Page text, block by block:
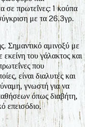
σε πρωτεΐνες: 1 κούπα
με τα 26.3γρ.
Σημαντικό αμινοξύ με
εκείνη του γάλακτος και
που
είναι διαλυτές και
γνωστή για να
όπως διαβήτη,
επεισόδιο.